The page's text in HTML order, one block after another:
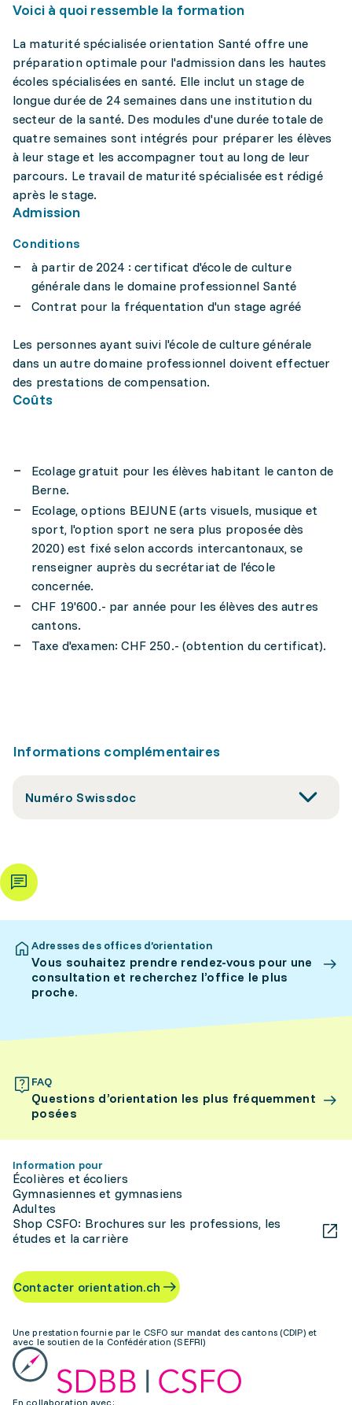
Voici à quoi ressemble la formation
La maturité spécialisée orientation Santé offre une
préparation optimale pour l'admission dans les hautes
écoles spécialisées en santé. Elle inclut un stage de
longue durée de 24 semaines dans une institution du
secteur de la santé. Des modules d'une durée totale de
quatre semaines sont intégrés pour préparer les élèves
à leur stage et les accompagner tout au long de leur
parcours. Le travail de maturité spécialisée est rédigé
après le stage.
Admission
Conditions
à partir de 2024 : certificat d'école de culture
générale dans le domaine professionnel Santé
Contrat pour la fréquentation d'un stage agréé
Les personnes ayant suivi l'école de culture générale
dans un autre domaine professionnel doivent effectuer
des prestations de compensation.
Coûts
Ecolage gratuit pour les élèves habitant le canton de
Berne.
Ecolage, options BEJUNE (arts visuels, musique et
sport, l'option sport ne sera plus proposée dès
2020) est fixé selon accords intercantonaux, se
renseigner auprès du secrétariat de l'école
concernée.
CHF 19'600.- par année pour les élèves des autres
cantons.
Taxe d'examen: CHF 250.- (obtention du certificat).
Informations complémentaires
Numéro Swissdoc
Adresses des offices d’orientation
Vous souhaitez prendre rendez-vous pour une
consultation et recherchez l’office le plus
proche.
FAQ
Questions d’orientation les plus fréquemment
posées
Information pour
Écolières et écoliers
Gymnasiennes et gymnasiens
Adultes
Shop CSFO: Brochures sur les professions, les
études et la carrière
Contacter orientation.ch
Une prestation fournie par le CSFO sur mandat des cantons (CDIP) et
avec le soutien de la Confédération (SEFRI)
En collaboration avec: